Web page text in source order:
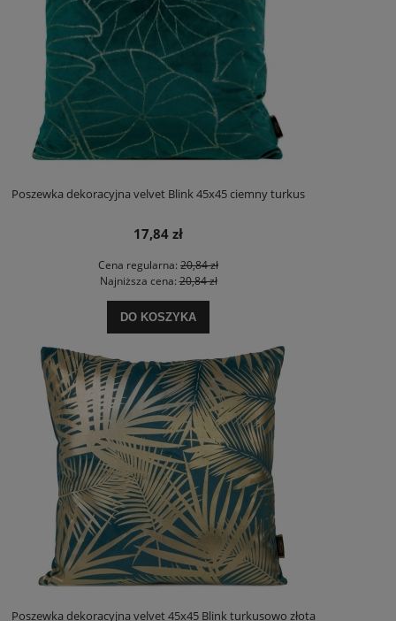
Poszewka dekoracyjna velvet Blink 45x45 ciemny turkus
17,84 zł
Cena regularna: 20,84 zł
Najniższa cena:20,84 zł
DO KOSZYKA
Poszewka dekoracyjna velvet 45x45 Blink turkusowo złota